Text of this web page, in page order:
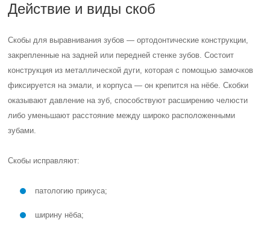
Действие и виды скоб
Скобы для выравнивания зубов — ортодонтические конструкции,
закрепленные на задней или передней стенке зубов. Состоит
конструкция из металлической дуги, которая с помощью замочков
фиксируется на эмали, и корпуса — он крепится на нёбе. Скобки
оказывают давление на зуб, способствуют расширению челюсти
либо уменьшают расстояние между широко расположенными
зубами.
Скобы исправляют:
патологию прикуса;
ширину нёба;